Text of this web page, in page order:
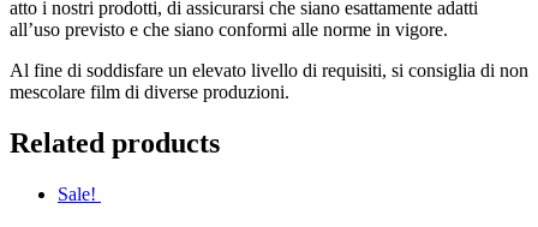
atto i nostri prodotti, di assicurarsi che siano esattamente adatti
all’uso previsto e che siano conformi alle norme in vigore.
Al fine di soddisfare un elevato livello di requisiti, si consiglia di non
mescolare film di diverse produzioni.
Related products
Sale!